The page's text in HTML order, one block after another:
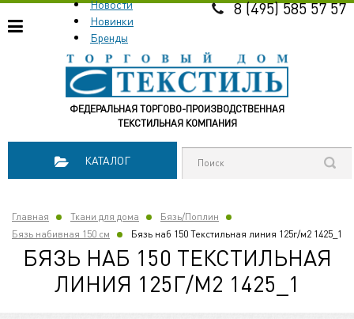
ФЕДЕРАЛЬНАЯ ТОРГОВО-ПРОИЗВОДСТВЕННАЯ
ТЕКСТИЛЬНАЯ КОМПАНИЯ
Новости
Новинки
Бренды
8 (495) 585 57 57
КАТАЛОГ
Главная Ткани для дома
Бязь/Поплин
Бязь набивная 150 см
Бязь наб 150 Текстильная линия 125г/м2 1425_1
БЯЗЬ НАБ 150 ТЕКСТИЛЬНАЯ
ЛИНИЯ 125Г/М2 1425_1